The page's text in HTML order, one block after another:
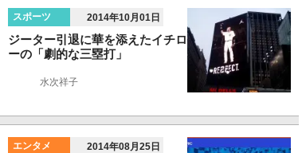
スポーツ 2014年10月01日
ジーター引退に華を添えたイチロ
ーの「劇的な三塁打」
水次祥子
エンタメ 2014年08月25日